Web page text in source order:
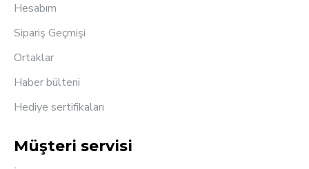
Hesabım
Sipariş Geçmişi
Ortaklar
Haber bülteni
Hediye sertifikaları
Müşteri servisi